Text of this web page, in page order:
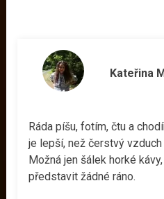
Kateřina
Ráda píšu, fotím, čtu a
je lepší, než čerstvý
Možná jen šálek horké
představit žádné ráno.